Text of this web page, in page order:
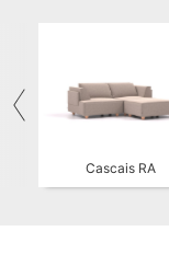
Cascais RA